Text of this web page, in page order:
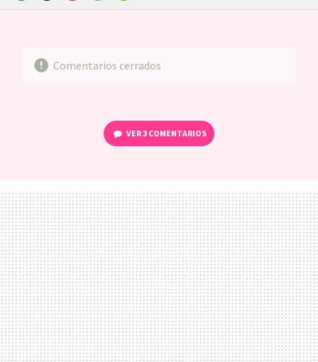
FACEBOOKTWITTERFLIPBOARD
E-
WHATSAPP
Comentarios cerrados
VER3 COMENTARIOS